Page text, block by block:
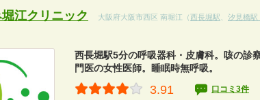
江クリニック 大阪府大阪市西区 南堀江（西長堀駅 汐見橋駅
西長堀駅5分の呼吸器科・皮膚科。咳の診
門医の女性医師。睡眠時無呼吸。
3.91 口コミ3件